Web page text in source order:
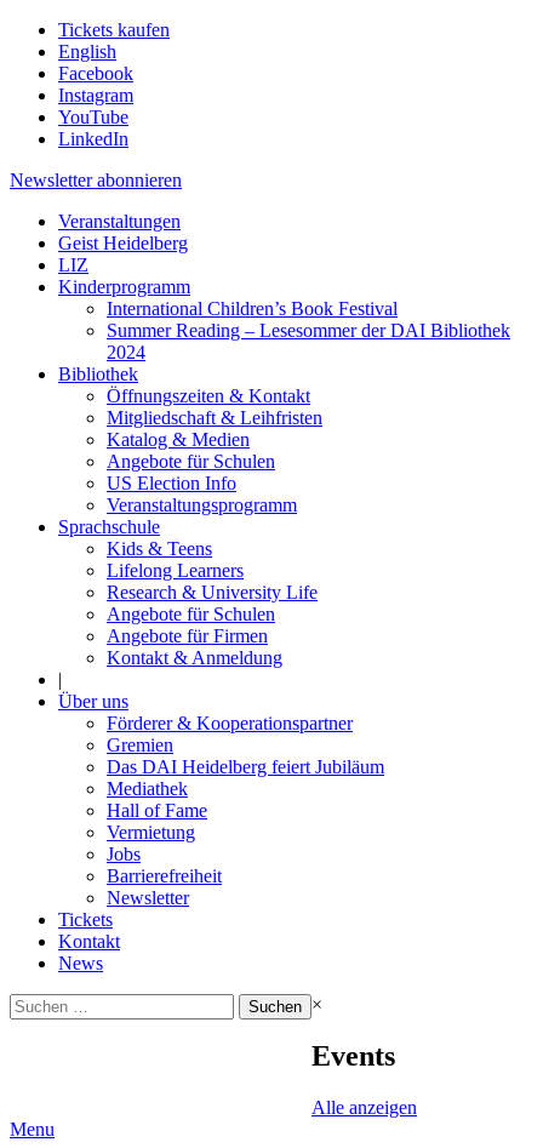
Tickets kaufen
English
Facebook
Instagram
YouTube
LinkedIn
Newsletter abonnieren
Veranstaltungen
Geist Heidelberg
LIZ
Kinderprogramm
International Children’s Book Festival
Summer Reading – Lesesommer der DAI Bibliothek
2024
Bibliothek
Öffnungszeiten & Kontakt
Mitgliedschaft & Leihfristen
Katalog & Medien
Angebote für Schulen
US Election Info
Veranstaltungsprogramm
Sprachschule
Kids & Teens
Lifelong Learners
Research & University Life
Angebote für Schulen
Angebote für Firmen
Kontakt & Anmeldung
|
Über uns
Förderer & Kooperationspartner
Gremien
Das DAI Heidelberg feiert Jubiläum
Mediathek
Hall of Fame
Vermietung
Jobs
Barrierefreiheit
Newsletter
Tickets
Kontakt
News
Suchen
nach:
×
Events
Alle anzeigen
Menu